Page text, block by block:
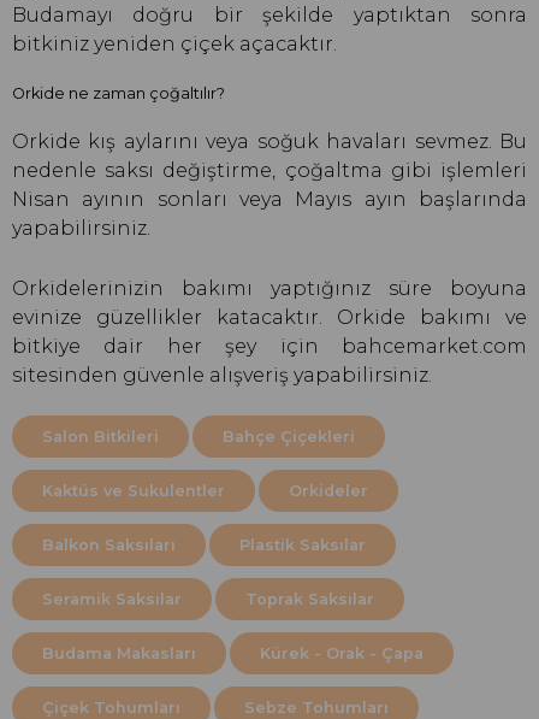
Budamayı doğru bir şekilde yaptıktan sonra
bitkiniz yeniden çiçek açacaktır.
Orkide ne zaman çoğaltılır?
Orkide kış aylarını veya soğuk havaları sevmez. Bu
nedenle saksı değiştirme, çoğaltma gibi işlemleri
Nisan ayının sonları veya Mayıs ayın başlarında
yapabilirsiniz.
Orkidelerinizin bakımı yaptığınız süre boyuna
evinize güzellikler katacaktır. Orkide bakımı ve
bitkiye dair her şey için bahcemarket.com
sitesinden güvenle alışveriş yapabilirsiniz.
Salon Bitkileri Bahçe Çiçekleri
Kaktüs ve Sukulentler Orkideler
Balkon Saksıları Plastik Saksılar
Seramik Saksılar Toprak Saksılar
Budama Makasları Kürek - Orak - Çapa
Çiçek Tohumları Sebze Tohumları